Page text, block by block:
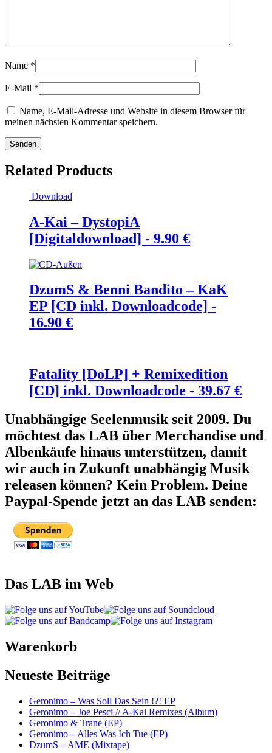
Name *
E-Mail *
Name, E-Mail-Adresse und Website in diesem Browser für
meinen nächsten Kommentar speichern.
Related Products
Download
A-Kai – DystopiA
[Digitaldownload] - 9.90 €
DzumS & Benni Bandito – KaK
EP [CD inkl. Downloadcode] -
16.90 €
Fatality [DoLP] + Remixedition
[CD] inkl. Downloadcode - 39.67 €
Unabhängige Seelenmusik seit 2009. Du
möchtest das LAB über Merchandise und
Albenkäufe hinaus unterstützen, damit
wir auch in Zukunft unabhängig Musik
releasen können? Kein Problem. Deine
Paypal-Spende jetzt an das LAB senden:
Das LAB im Web
Warenkorb
Neueste Beiträge
Geronimo – Was Soll Das Sein !?! EP
Geronimo – Joe Pesci // A-Kai Remixes (Album)
Geronimo & Trane (EP)
Geronimo – Alles Was Ich Tue (EP)
DzumS – AME (Mixtape)